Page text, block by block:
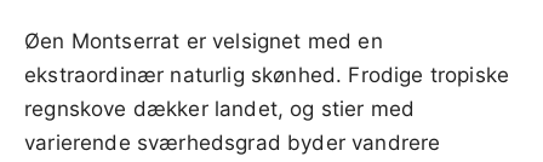
Øen Montserrat er velsignet med en
ekstraordinær naturlig skønhed. Frodige tropiske
regnskove dækker landet, og stier med
varierende sværhedsgrad byder vandrere